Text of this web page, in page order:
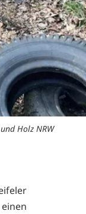
Holz NRW